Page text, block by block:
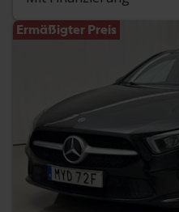
Ermäßigter Preis